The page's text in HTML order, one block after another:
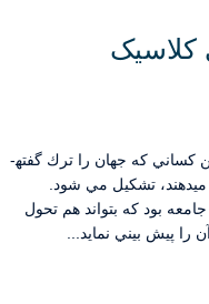
کلاسیک
اجتماع در نظر كنت از آن­ها كه زنده­اند و همچنين كساني كه جهان را ترك گفته­
تشكيل مي شود.
بود كه بتواند هم تحول
را پيش ­بيني نمايد...